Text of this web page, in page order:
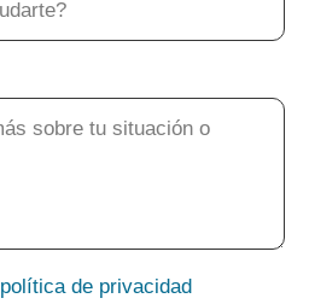
política de privacidad